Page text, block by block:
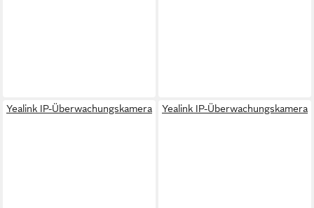
Yealink IP-Überwachungskamera Yealink IP-Überwachungskamera